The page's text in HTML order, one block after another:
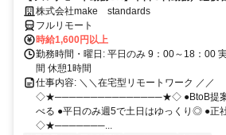
スキルアップ
株式会社make standards
フルリモート
時給1,600円以上
勤務時間・曜日: 平日のみ 9：00～18：00
間 休憩1時間
仕事内容: ＼＼在宅型リモートワーク ／／
◇★───────────────★◇ ●BtoB提案
べる ●平日のみ週5で土日はゆっくり◎ ●正
◇★───────...